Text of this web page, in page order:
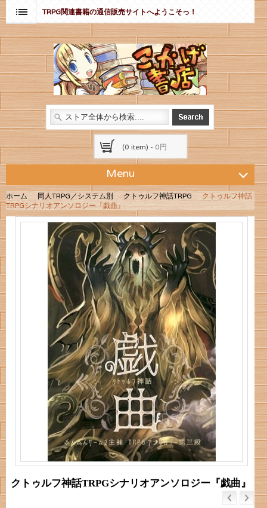
TRPG関連書籍の通信販売サイトへようこそっ！
(0 item) - 0円
Menu
ホーム 同人TRPG／システム別 クトゥルフ神話TRPG
クトゥルフ神話
TRPGシナリオアンソロジー『戯曲』
クトゥルフ神話TRPGシナリオアンソロジー『戯曲』